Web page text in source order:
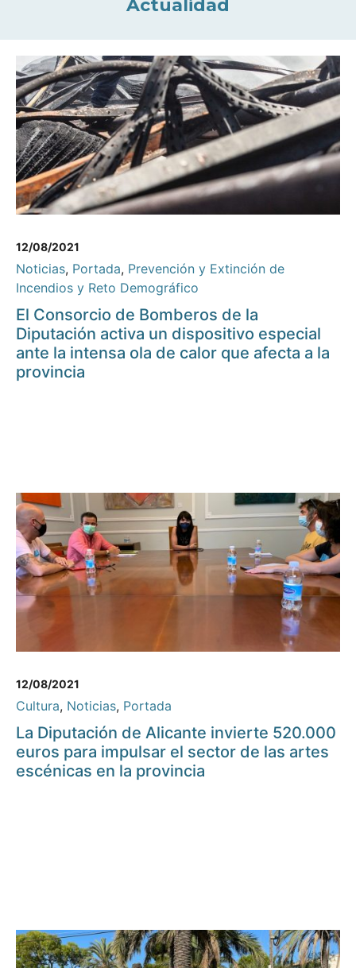
Actualidad
12/08/2021
Noticias, Portada, Prevención y Extinción de
Incendios y Reto Demográfico
El Consorcio de Bomberos de la
Diputación activa un dispositivo especial
ante la intensa ola de calor que afecta a la
provincia
12/08/2021
Cultura, Noticias, Portada
La Diputación de Alicante invierte 520.000
euros para impulsar el sector de las artes
escénicas en la provincia